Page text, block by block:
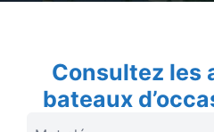
Consultez les
bateaux